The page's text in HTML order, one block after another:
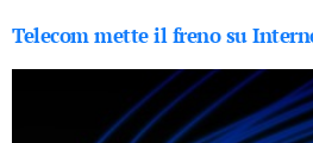
Telecom mette il freno su